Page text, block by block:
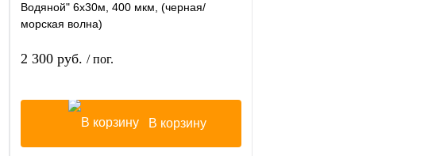
Водяной" 6х30м, 400 мкм, (черная/
морская волна)
2 300 руб. / пог.
В корзину